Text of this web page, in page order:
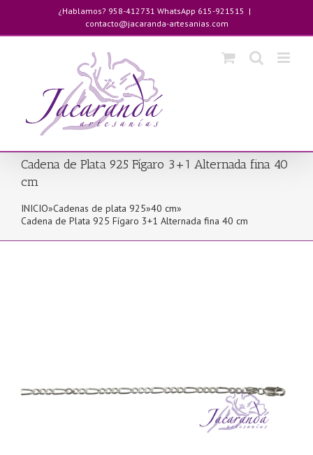
contenido
¿Hablamos? 958-412731 WhatsApp 615-921515 |
contacto@jacaranda-artesanias.com
Cadena de Plata 925 Fígaro 3+1 Alternada fina 40
cm
INICIO»Cadenas de plata 925»40 cm»
Cadena de Plata 925 Fígaro 3+1 Alternada fina 40 cm